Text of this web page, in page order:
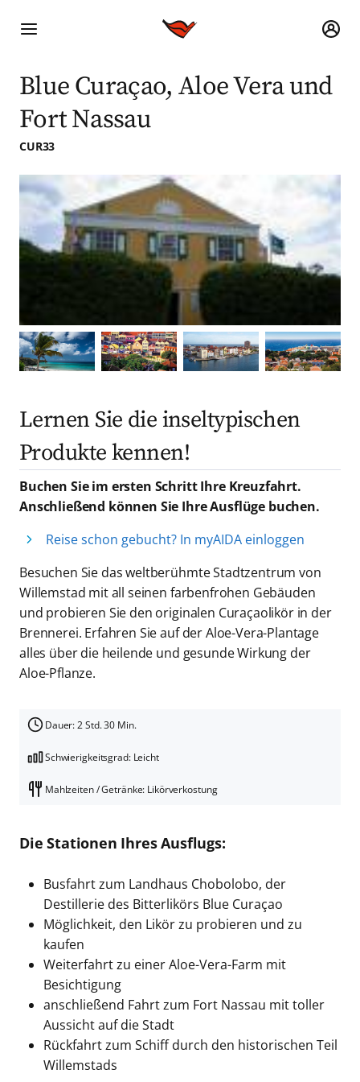
Blue Curaçao, Aloe Vera und
Fort Nassau
CUR33
Lernen Sie die inseltypischen
Produkte kennen!
Buchen Sie im ersten Schritt Ihre Kreuzfahrt.
Anschließend können Sie Ihre Ausflüge buchen.
Reise schon gebucht? In myAIDA einloggen
Besuchen Sie das weltberühmte Stadtzentrum von
Willemstad mit all seinen farbenfrohen Gebäuden
und probieren Sie den originalen Curaçaolikör in der
Brennerei. Erfahren Sie auf der Aloe-Vera-Plantage
alles über die heilende und gesunde Wirkung der
Aloe-Pflanze.
Dauer: 2 Std. 30 Min.
Schwierigkeitsgrad: Leicht
Mahlzeiten / Getränke: Likörverkostung
Die Stationen Ihres Ausflugs:
Busfahrt zum Landhaus Chobolobo, der
Destillerie des Bitterlikörs Blue Curaçao
Möglichkeit, den Likör zu probieren und zu
kaufen
Weiterfahrt zu einer Aloe-Vera-Farm mit
Besichtigung
anschließend Fahrt zum Fort Nassau mit toller
Aussicht auf die Stadt
Rückfahrt zum Schiff durch den historischen Teil
Willemstads